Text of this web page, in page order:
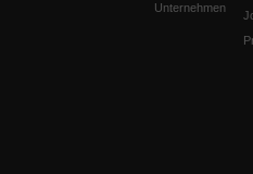
Unternehmen